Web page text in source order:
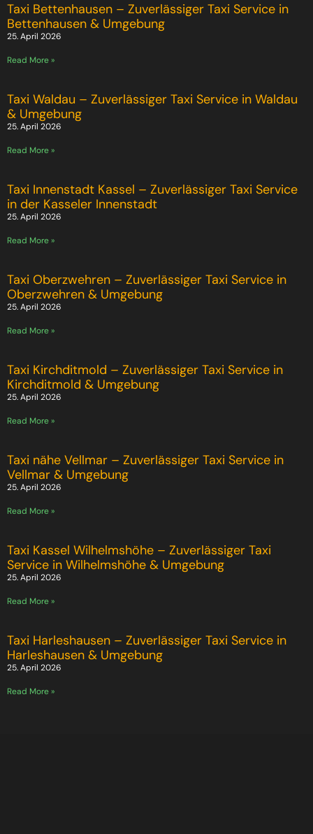
Taxi Bettenhausen – Zuverlässiger Taxi Service in
Bettenhausen & Umgebung
25. April 2026
Read More »
Taxi Waldau – Zuverlässiger Taxi Service in Waldau
& Umgebung
25. April 2026
Read More »
Taxi Innenstadt Kassel – Zuverlässiger Taxi Service
in der Kasseler Innenstadt
25. April 2026
Read More »
Taxi Oberzwehren – Zuverlässiger Taxi Service in
Oberzwehren & Umgebung
25. April 2026
Read More »
Taxi Kirchditmold – Zuverlässiger Taxi Service in
Kirchditmold & Umgebung
25. April 2026
Read More »
Taxi nähe Vellmar – Zuverlässiger Taxi Service in
Vellmar & Umgebung
25. April 2026
Read More »
Taxi Kassel Wilhelmshöhe – Zuverlässiger Taxi
Service in Wilhelmshöhe & Umgebung
25. April 2026
Read More »
Taxi Harleshausen – Zuverlässiger Taxi Service in
Harleshausen & Umgebung
25. April 2026
Read More »